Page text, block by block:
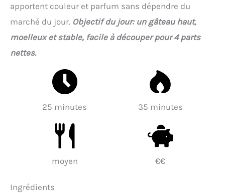
apportent couleur et parfum sans dépendre du
marché du jour. Objectif du jour: un gâteau haut,
moelleux et stable, facile à découper pour 4 parts
nettes.
25 minutes 35 minutes
moyen €€
Ingrédients